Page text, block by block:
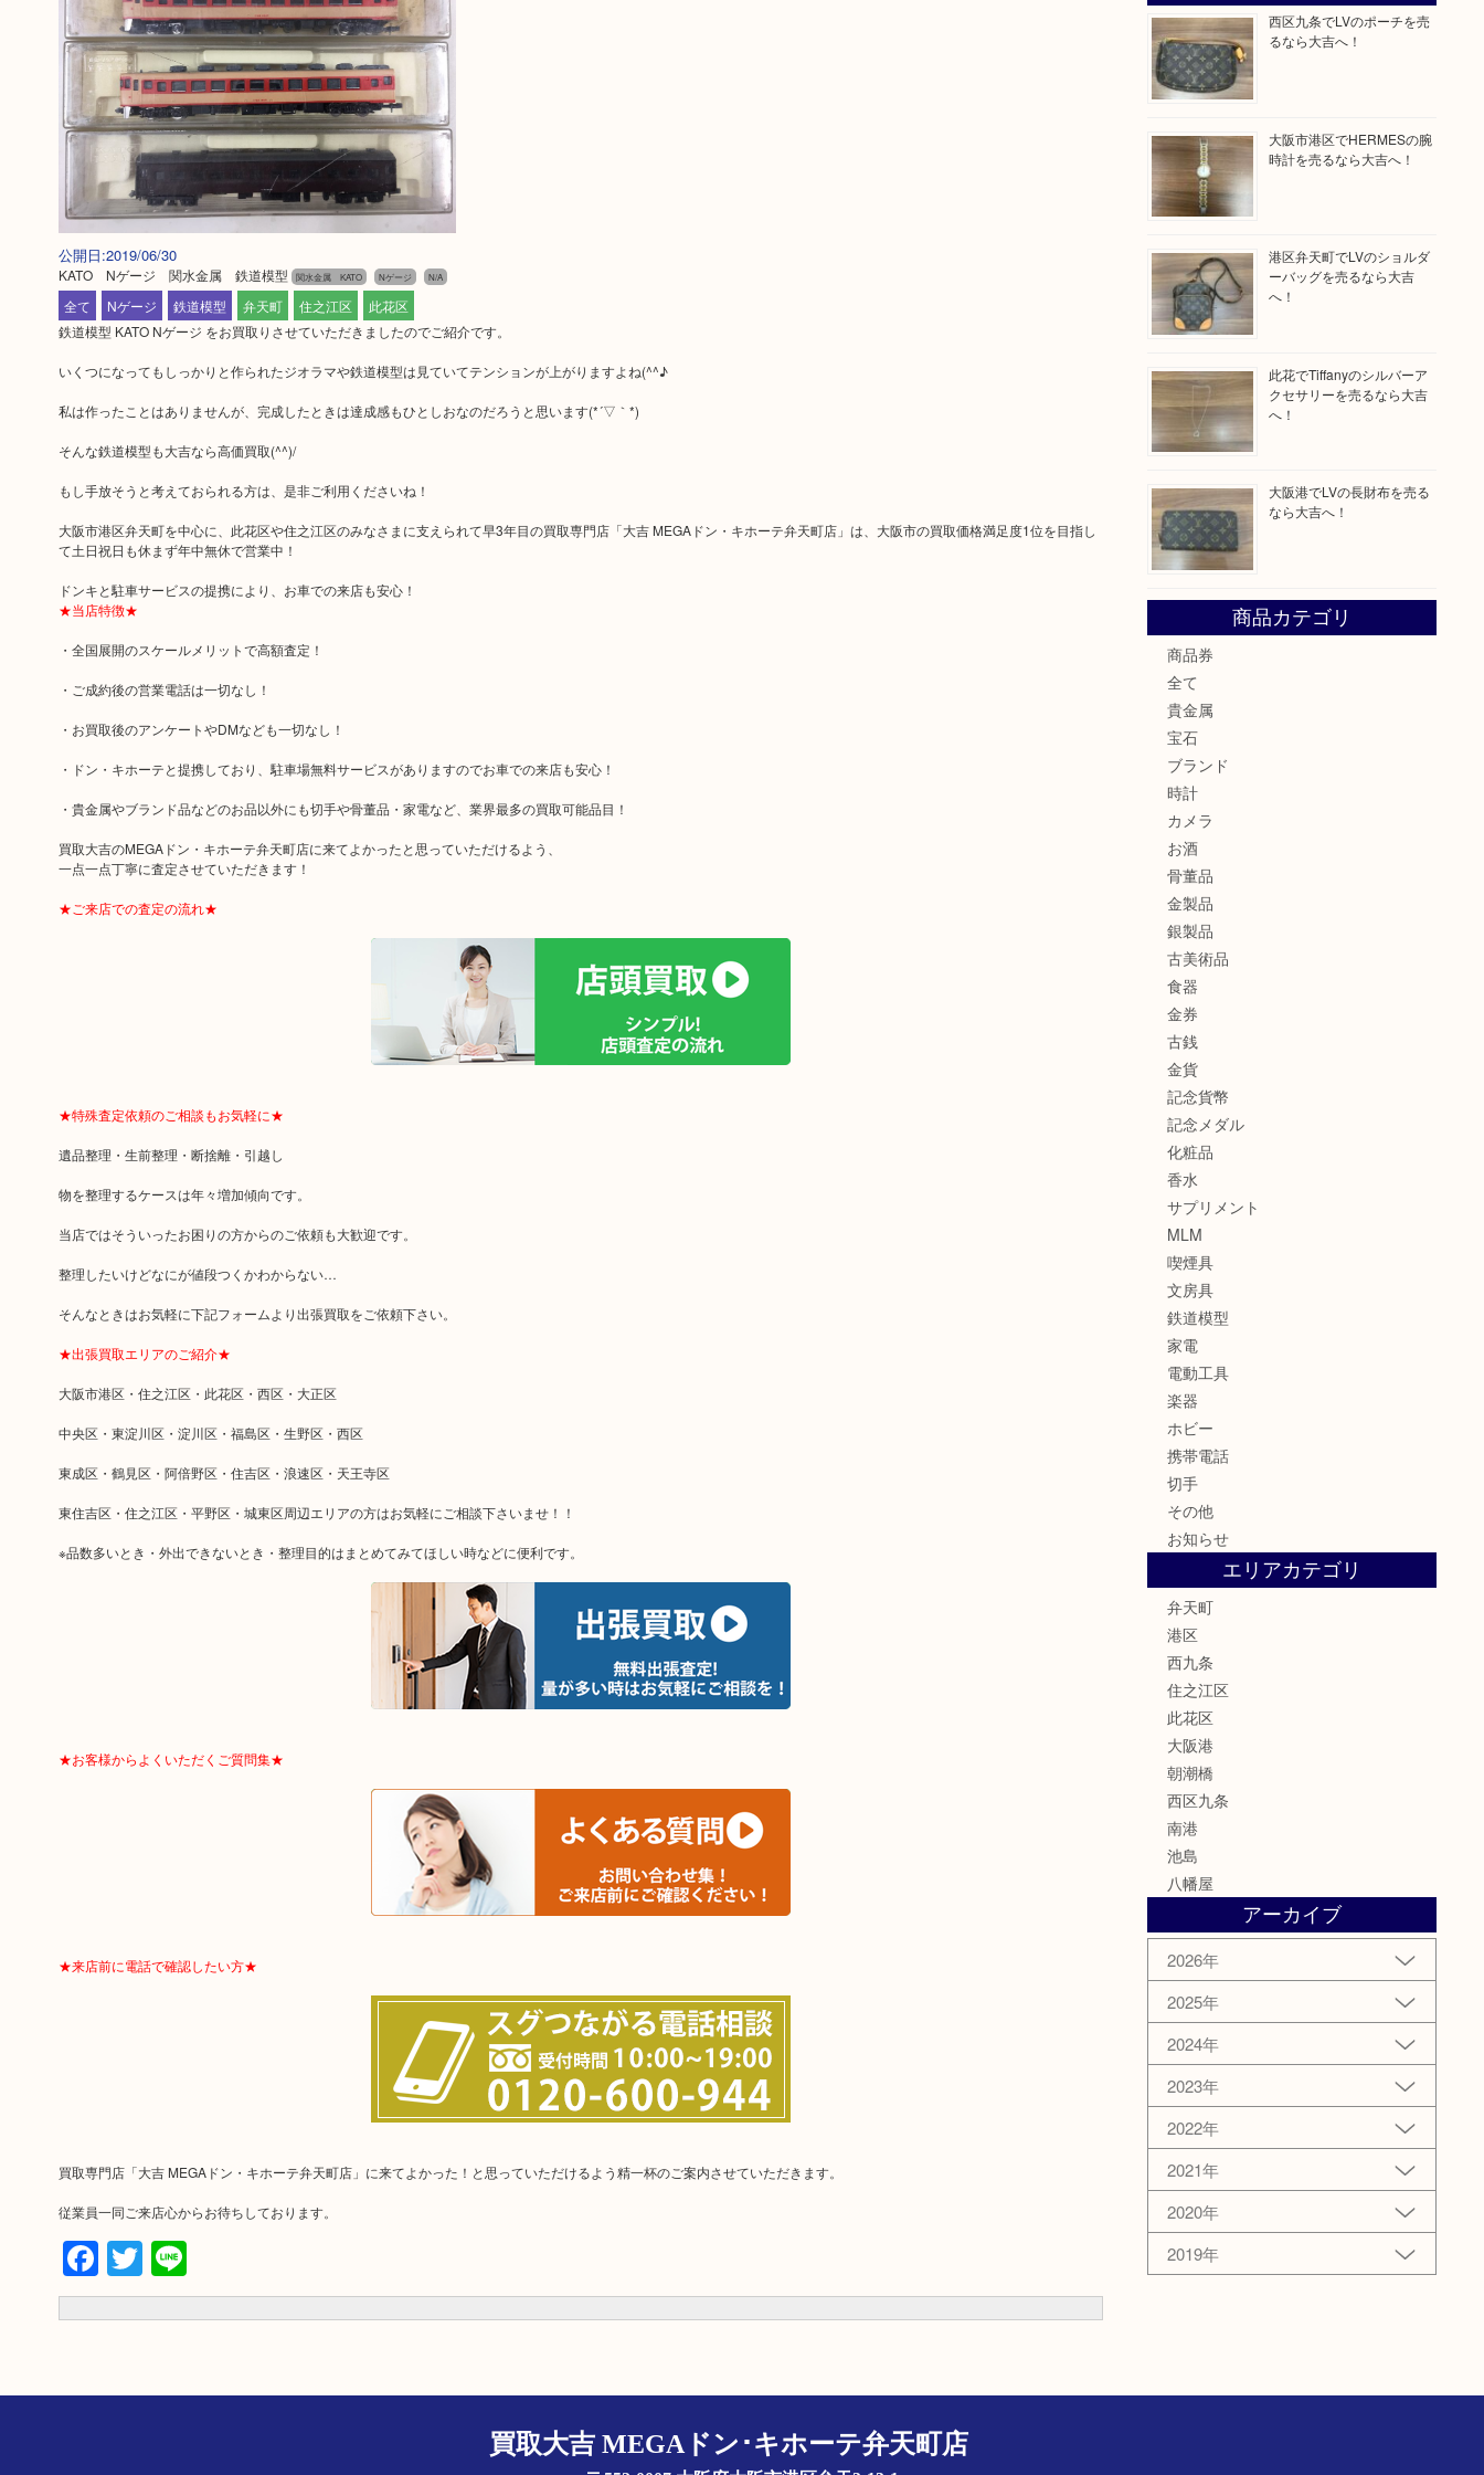
公開日:2019/06/30
KATO Nゲージ 関水金属 鉄道模型 関水金属 KATO Nゲージ N/A
全て Nゲージ 鉄道模型 弁天町 住之江区
此花区
鉄道模型 KATO Nゲージ をお買取りさせていただきましたのでご紹介です。
いくつになってもしっかりと作られたジオラマや鉄道模型は見ていてテンションが上がりますよね(^^♪
私は作ったことはありませんが、完成したときは達成感もひとしおなのだろうと思います(*´▽｀*)
そんな鉄道模型も大吉なら高価買取(^^)/
もし手放そうと考えておられる方は、是非ご利用くださいね！
大阪市港区弁天町を中心に、此花区や住之江区のみなさまに支えられて早3年目の買取専門店「大吉 MEGAドン・キホーテ弁天町店」は、大阪市の買取価格満足度1位を目指し
て土日祝日も休まず年中無休で営業中！
ドンキと駐車サービスの提携により、お車での来店も安心！
★当店特徴★
・全国展開のスケールメリットで高額査定！
・ご成約後の営業電話は一切なし！
・お買取後のアンケートやDMなども一切なし！
・ドン・キホーテと提携しており、駐車場無料サービスがありますのでお車での来店も安心！
・貴金属やブランド品などのお品以外にも切手や骨董品・家電など、業界最多の買取可能品目！
買取大吉のMEGAドン・キホーテ弁天町店に来てよかったと思っていただけるよう、
一点一点丁寧に査定させていただきます！
★ご来店での査定の流れ★
★特殊査定依頼のご相談もお気軽に★
遺品整理・生前整理・断捨離・引越し
物を整理するケースは年々増加傾向です。
当店ではそういったお困りの方からのご依頼も大歓迎です。
整理したいけどなにが値段つくかわからない…
そんなときはお気軽に下記フォームより出張買取をご依頼下さい。
★出張買取エリアのご紹介★
大阪市港区・住之江区・此花区・西区・大正区
中央区・東淀川区・淀川区・福島区・生野区・西区
東成区・鶴見区・阿倍野区・住吉区・浪速区・天王寺区
東住吉区・住之江区・平野区・城東区周辺エリアの方はお気軽にご相談下さいませ！！
※品数多いとき・外出できないとき・整理目的はまとめてみてほしい時などに便利です。
★お客様からよくいただくご質問集★
★来店前に電話で確認したい方★
買取専門店「大吉 MEGAドン・キホーテ弁天町店」に来てよかった！と思っていただけるよう精一杯のご案内させていただきます。
従業員一同ご来店心からお待ちしております。
Facebook
Twitter
Line
西区九条でLVのポーチを売
るなら大吉へ！
大阪市港区でHERMESの腕
時計を売るなら大吉へ！
港区弁天町でLVのショルダ
ーバッグを売るなら大吉
へ！
此花でTiffanyのシルバーア
クセサリーを売るなら大吉
へ！
大阪港でLVの長財布を売る
なら大吉へ！
商品カテゴリ
商品券
全て
貴金属
宝石
ブランド
時計
カメラ
お酒
骨董品
金製品
銀製品
古美術品
食器
金券
古銭
金貨
記念貨幣
記念メダル
化粧品
香水
サプリメント
MLM
喫煙具
文房具
鉄道模型
家電
電動工具
楽器
ホビー
携帯電話
切手
その他
お知らせ
エリアカテゴリ
弁天町
港区
西九条
住之江区
此花区
大阪港
朝潮橋
西区九条
南港
池島
八幡屋
アーカイブ
2026年
2025年
2024年
2023年
2022年
2021年
2020年
2019年
買取大吉 MEGAドン･キホーテ弁天町店